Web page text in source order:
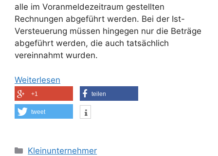
alle im Voranmeldezeitraum gestellten
Rechnungen abgeführt werden. Bei der Ist-
Versteuerung müssen hingegen nur die Beträge
abgeführt werden, die auch tatsächlich
vereinnahmt wurden.
Weiterlesen
+1 teilen
tweet
Kategorien
Kleinunternehmer